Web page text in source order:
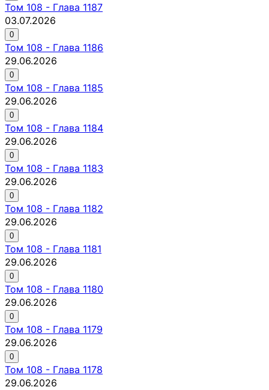
Том 108 - Глава 1187
03.07.2026
0
Том 108 - Глава 1186
29.06.2026
0
Том 108 - Глава 1185
29.06.2026
0
Том 108 - Глава 1184
29.06.2026
0
Том 108 - Глава 1183
29.06.2026
0
Том 108 - Глава 1182
29.06.2026
0
Том 108 - Глава 1181
29.06.2026
0
Том 108 - Глава 1180
29.06.2026
0
Том 108 - Глава 1179
29.06.2026
0
Том 108 - Глава 1178
29.06.2026